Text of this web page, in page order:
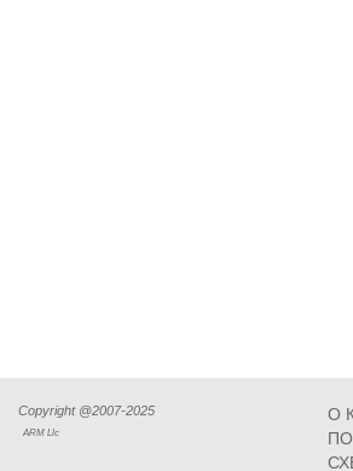
Copyright @2007-2025
ARM Llc
О